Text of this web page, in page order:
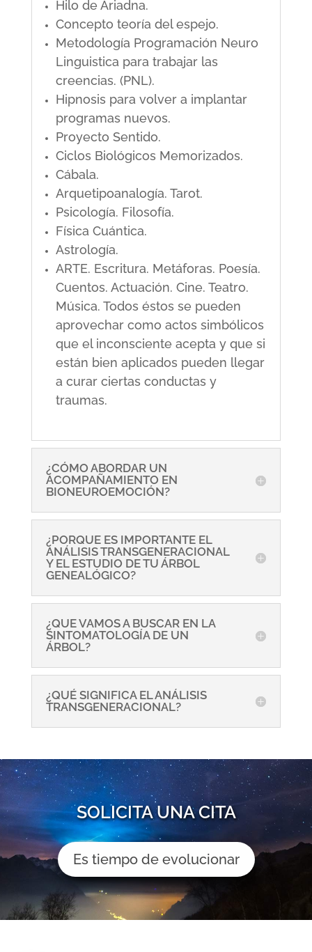
Hilo de Ariadna.
Concepto teoría del espejo.
Metodología Programación Neuro
Linguistica para trabajar las
creencias. (PNL).
Hipnosis para volver a implantar
programas nuevos.
Proyecto Sentido.
Ciclos Biológicos Memorizados.
Cábala.
Arquetipoanalogía. Tarot.
Psicología. Filosofía.
Física Cuántica.
Astrología.
ARTE. Escritura. Metáforas. Poesía.
Cuentos. Actuación. Cine. Teatro.
Música. Todos éstos se pueden
aprovechar como actos simbólicos
que el inconsciente acepta y que si
están bien aplicados pueden llegar
a curar ciertas conductas y
traumas.
¿CÓMO ABORDAR UN
ACOMPAÑAMIENTO EN
BIONEUROEMOCIÓN?
¿PORQUE ES IMPORTANTE EL
ANÁLISIS TRANSGENERACIONAL
Y EL ESTUDIO DE TU ÁRBOL
GENEALÓGICO?
¿QUE VAMOS A BUSCAR EN LA
SINTOMATOLOGÍA DE UN
ÁRBOL?
¿QUÉ SIGNIFICA EL ANÁLISIS
TRANSGENERACIONAL?
SOLICITA UNA CITA
Es tiempo de evolucionar